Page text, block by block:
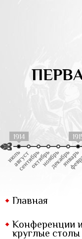
1914
Главная
Конференции и
круглые столы